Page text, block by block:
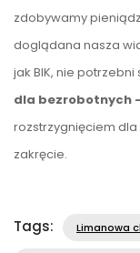
zdobywamy
doglądana nasza
jak BIK, nie
dla bezrobotnych
rozstrzygnięciem
zakręcie.
Tags: Limanowa